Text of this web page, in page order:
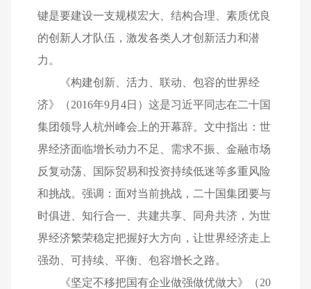
键是要建设一支规模宏大、结构合理、素质优良
的创新人才队伍，激发各类人才创新活力和潜
力。
《构建创新、活力、联动、包容的世界经
济》（2016年9月4日）这是习近平同志在二十国
集团领导人杭州峰会上的开幕辞。文中指出：世
界经济面临增长动力不足、需求不振、金融市场
反复动荡、国际贸易和投资持续低迷等多重风险
和挑战。强调：面对当前挑战，二十国集团要与
时俱进、知行合一、共建共享、同舟共济，为世
界经济繁荣稳定把握好大方向，让世界经济走上
强劲、可持续、平衡、包容增长之路。
《坚定不移把国有企业做强做优做大》（20